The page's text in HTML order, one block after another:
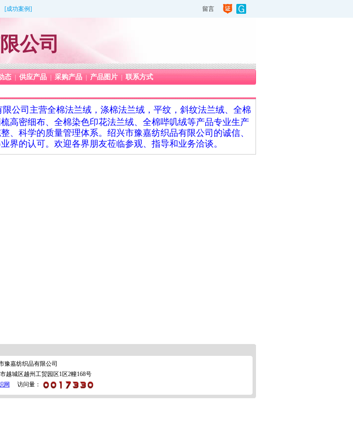
[成功案例] 留言
公司
态 供应产品 采购产品 产品图片 | 联系方式
公司主营全棉法兰绒，涤棉法兰绒，平纹，斜纹法兰绒、全棉
高密细布、全棉染色印花法兰绒、全棉哔叽绒等产品专业生产
、科学的质量管理体系。绍兴市豫嘉纺织品有限公司的诚信、
界的认可。欢迎各界朋友莅临参观、指导和业务洽谈。
豫嘉纺织品有限公司
越城区越州工贸园区1区2幢168号
网 访问量：